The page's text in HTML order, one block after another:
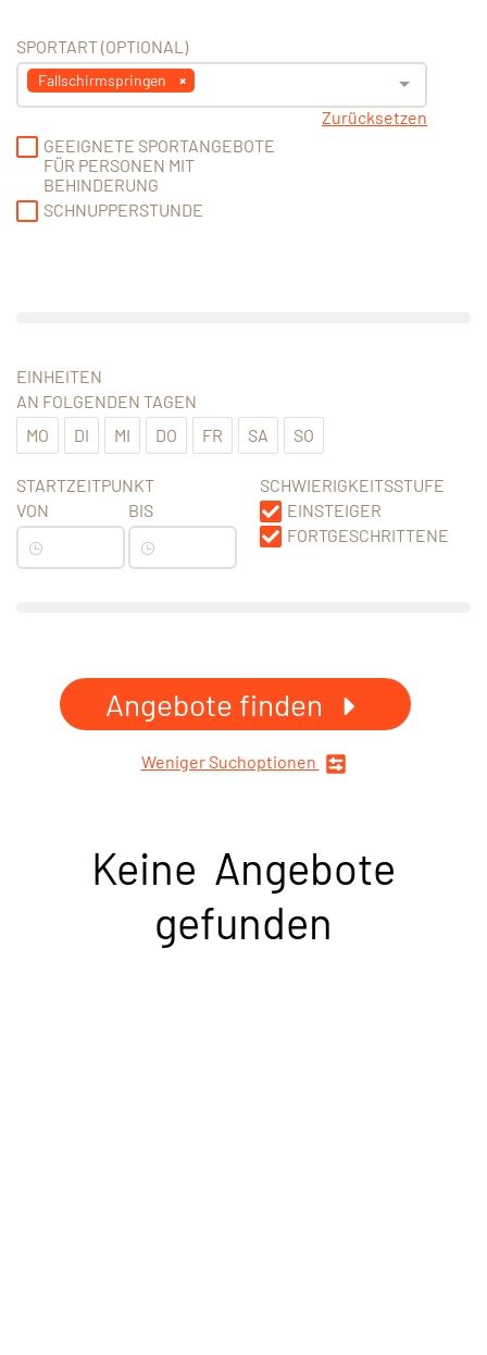
SPORTART (OPTIONAL)
Fallschirmspringen
Zurücksetzen
GEEIGNETE SPORTANGEBOTE
FÜR PERSONEN MIT
BEHINDERUNG
SCHNUPPERSTUNDE
EINHEITEN
AN FOLGENDEN TAGEN
MO
DI MI DO FR SA SO
STARTZEITPUNKT
VON
BIS
SCHWIERIGKEITSSTUFE
EINSTEIGER
FORTGESCHRITTENE
Angebote finden
Weniger Suchoptionen
Keine Angebote
gefunden